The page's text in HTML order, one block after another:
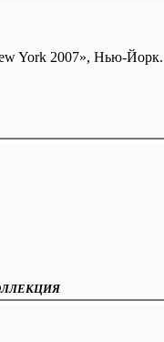
York 2007», Нью-Йорк.